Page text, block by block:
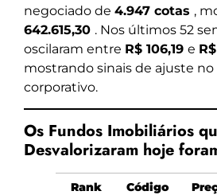
negociado de 4.947 cotas ,
642.615,30 . Nos últimos 52
oscilaram entre R$ 106,19 e
mostrando sinais de ajuste
corporativo.
Os Fundos Imobiliários
Desvalorizaram hoje
Rank Código